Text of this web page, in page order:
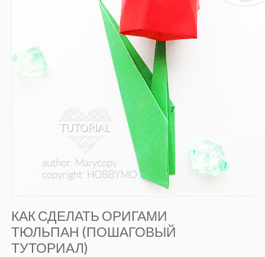
КАК СДЕЛАТЬ ОРИГАМИ
ТЮЛЬПАН (ПОШАГОВЫЙ
ТУТОРИАЛ)